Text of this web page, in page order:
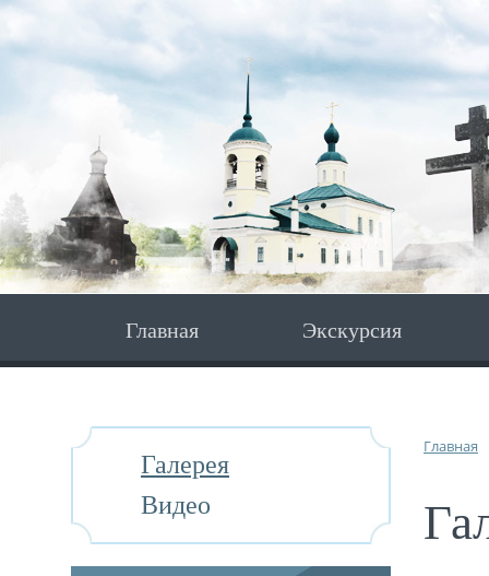
Главная Экскурсия
Галерея
Видео
Главная